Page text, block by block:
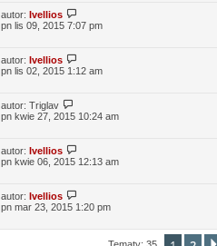
autor: Ivellios
pn lis 09, 2015 7:07 pm
autor: Ivellios
pn lis 02, 2015 1:12 am
autor: Triglav
pn kwie 27, 2015 10:24 am
autor: Ivellios
pn kwie 06, 2015 12:13 am
autor: Ivellios
pn mar 23, 2015 1:20 pm